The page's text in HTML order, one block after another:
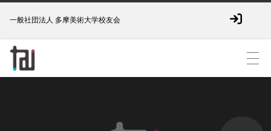
一般社団法人 多摩美術大学校友会